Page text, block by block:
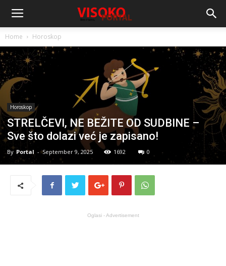
Home Horoskop
Horoskop
STRELČEVI, NE BEŽITE OD SUDBINE –
Sve što dolazi već je zapisano!
By Portal - September 9, 2025 1692 0
Oglasi - Advertisement